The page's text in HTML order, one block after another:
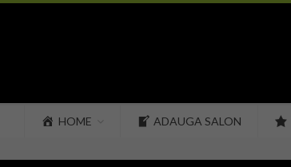
HOME ADAUGA SALON